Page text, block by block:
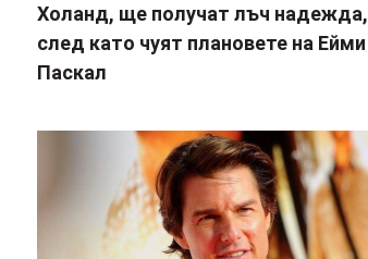
Холанд, ще получат лъч надежда,
след като чуят плановете на Ейми
Паскал